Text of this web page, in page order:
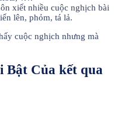
xiết nhiều cuộc nghịch bài
lên, phỏm, tá lả.
cuộc nghịch nhưng mà
Bật Của kết qua